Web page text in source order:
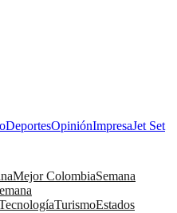
DeportesOpiniónImpresaJet Set
Mejor ColombiaSemana
TurismoEstados